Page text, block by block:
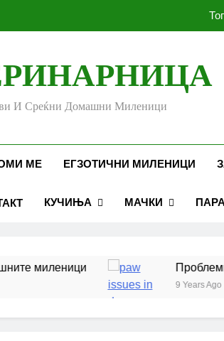
Убоди и угризи од
Стоматолошко здравје
Убоди и угризи од
И Среќни Домашни Миленици
МЕ ЕГЗОТИЧНИ МИЛЕНИЦИ
КУЧИЊА МАЧКИ
миленици Проблеми
9 Years Ago